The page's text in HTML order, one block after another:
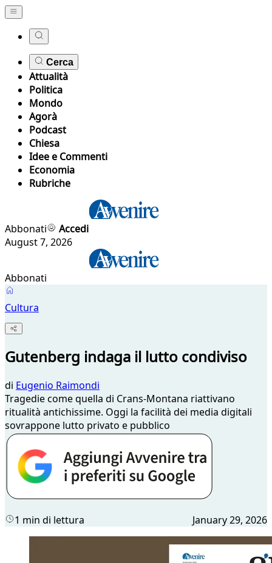
Cerca
Attualità
Politica
Mondo
Agorà
Podcast
Chiesa
Idee e Commenti
Economia
Rubriche
Abbonati
Accedi
August 7, 2026
Abbonati
Cultura
Gutenberg indaga il lutto condiviso
di Eugenio Raimondi
Tragedie come quella di Crans-Montana riattivano
ritualità antichissime. Oggi la facilità dei media digitali
sovrappone lutto privato e pubblico
1 min di lettura January 29, 2026